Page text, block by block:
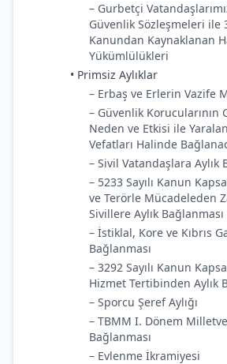
– Gurbetçi
Güvenlik Sözleşmeleri ile
Kanundan Kaynaklanan
Yükümlülükleri
• Primsiz Aylıklar
– Erbaş ve Erlerin Vazife
– Güvenlik Korucularının
Neden ve Etkisi ile
Vefatları Halinde
– Sivil Vatandaşlara Aylık
– 5233 Sayılı Kanun
ve Terörle Mücadeleden
Sivillere Aylık Bağlanması
– İstiklal, Kore ve Kıbrıs
Bağlanması
– 3292 Sayılı Kanun
Hizmet Tertibinden Aylık
– Sporcu Şeref Aylığı
– TBMM I. Dönem
Bağlanması
– Evlenme İkramiyesi